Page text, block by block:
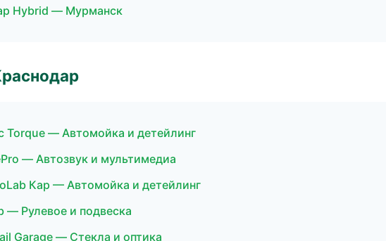
Hybrid — Мурманск
Torque — Автомойка и детейлинг
— Автозвук и мультимедиа
Кар — Автомойка и детейлинг
— Рулевое и подвеска
Garage — Стекла и оптика